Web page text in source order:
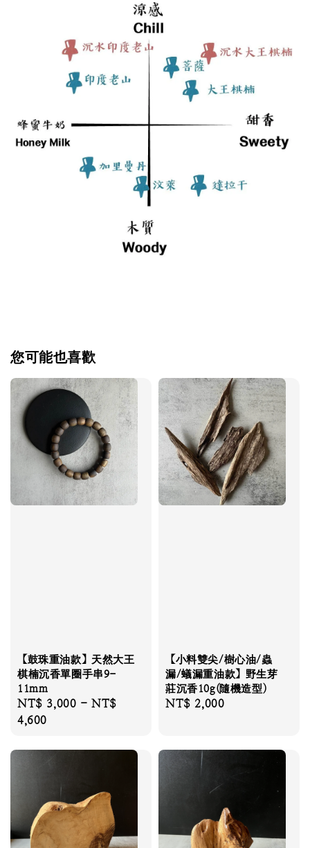
您可能也喜歡
【鼓珠重油款】天然大王
棋楠沉香單圈手串9-
11mm
Regular
price
NT$ 3,000 -NT$
4,600
【小料雙尖/樹心油/蟲
漏/蟻漏重油款】野生芽
莊沉香10g(隨機造型)
Regular
NT$ 2,000